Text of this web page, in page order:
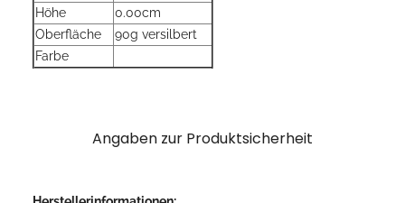
Höhe
0.00cm
Oberfläche
90g versilbert
Farbe
Angaben zur Produktsicherheit